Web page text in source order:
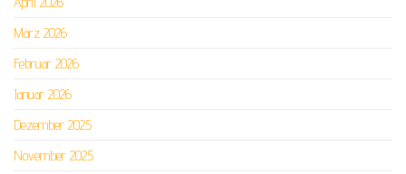
März 2026
Februar 2026
Januar 2026
Dezember 2025
November 2025